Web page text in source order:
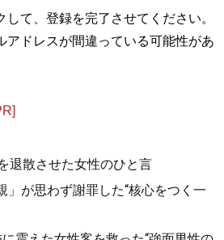
のはやめよう
て、登録を完了させてください。
ドレスが間違っている可能性があ
退散させた女性のひと言
」が思わず謝罪した“核心をつく一